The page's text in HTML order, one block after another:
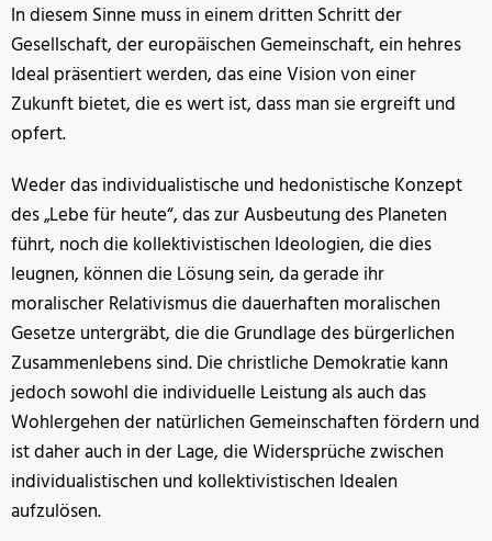
In diesem Sinne muss in einem dritten Schritt der
Gesellschaft, der europäischen Gemeinschaft, ein hehres
Ideal präsentiert werden, das eine Vision von einer
Zukunft bietet, die es wert ist, dass man sie ergreift und
opfert.
Weder das individualistische und hedonistische Konzept
des „Lebe für heute“, das zur Ausbeutung des Planeten
führt, noch die kollektivistischen Ideologien, die dies
leugnen, können die Lösung sein, da gerade ihr
moralischer Relativismus die dauerhaften moralischen
Gesetze untergräbt, die die Grundlage des bürgerlichen
Zusammenlebens sind. Die christliche Demokratie kann
jedoch sowohl die individuelle Leistung als auch das
Wohlergehen der natürlichen Gemeinschaften fördern und
ist daher auch in der Lage, die Widersprüche zwischen
individualistischen und kollektivistischen Idealen
aufzulösen.